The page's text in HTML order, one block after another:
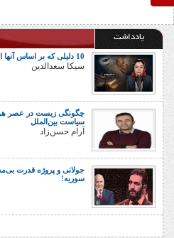
یادداشت
10 دلیلی که بر اساس آنها ایران پیروز جنگ با آمریکا/اسرائیل است!
سیکا سعدالدین
چگونگی زیست در عصر
سیاست بین‌الملل
آرام حسن‌زاد
جولانی و پروژه قدرت
سوریه!